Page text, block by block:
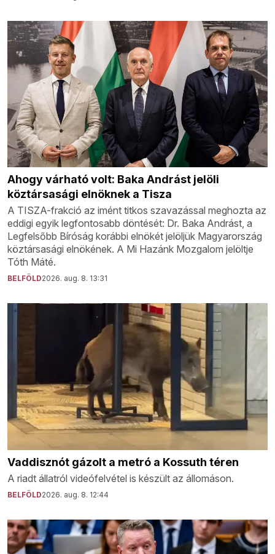
Ahogy várható volt: Baka Andrást jelöli
köztársasági elnöknek a Tisza
A TISZA-frakció az imént titkos szavazással meghozta az
eddigi egyik legfontosabb döntését: Dr. Baka Andrást, a
Legfelsőbb Bíróság korábbi elnökét jelöljük Magyarország
köztársasági elnökének. A Mi Hazánk Mozgalom jelöltje
Tóth Máté.
BELFÖLD2026. aug. 8. 13:31
Vaddisznót gázolt a metró a Kossuth téren
A riadt állatról videófelvétel is készült az állomáson.
BELFÖLD2026. aug. 8. 12:44